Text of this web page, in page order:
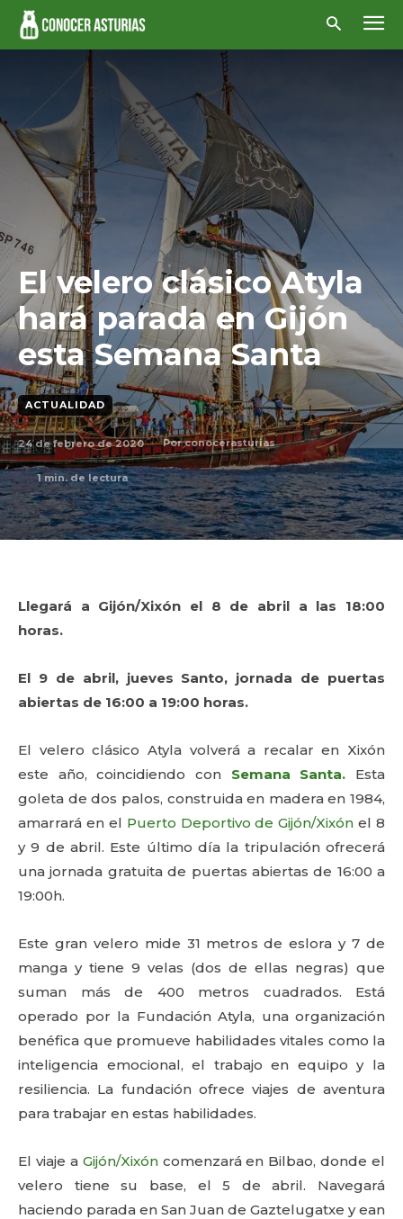
El velero clásico Atyla
hará parada en Gijón
esta Semana Santa
ACTUALIDAD
24 de febrero de 2020 Por conocerasturias
1min. de lectura
Llegará a Gijón/Xixón el 8 de abril a las 18:00
horas.
El 9 de abril, jueves Santo, jornada de puertas
abiertas de 16:00 a 19:00 horas.
El velero clásico Atyla volverá a recalar en Xixón
este año, coincidiendo con Semana Santa. Esta
goleta de dos palos, construida en madera en 1984,
amarrará en el Puerto Deportivo de Gijón/Xixón el 8
y 9 de abril. Este último día la tripulación ofrecerá
una jornada gratuita de puertas abiertas de 16:00 a
19:00h.
Este gran velero mide 31 metros de eslora y 7 de
manga y tiene 9 velas (dos de ellas negras) que
suman más de 400 metros cuadrados. Está
operado por la Fundación Atyla, una organización
benéfica que promueve habilidades vitales como la
inteligencia emocional, el trabajo en equipo y la
resiliencia. La fundación ofrece viajes de aventura
para trabajar en estas habilidades.
El viaje a Gijón/Xixóncomenzará en Bilbao, donde el
velero tiene su base, el 5 de abril. Navegará
haciendo parada en San Juan de Gaztelugatxe y ean